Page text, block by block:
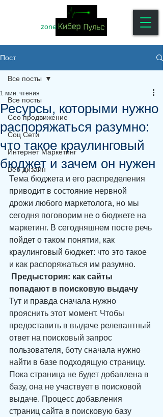
zone
Пост
Все посты
Сео продвижение
Соц Сети
Интернет Маркетинг
Веб дизайн
Все посты
Ресурсы, которыми нужно
распоряжаться разумно:
что такое краулинговый
бюджет и зачем он нужен
1 мин. чтения
Тема бюджета и его распределения
приводит в состояние нервной
дрожи любого маркетолога, но мы
сегодня поговорим не о бюджете на
маркетинг. В сегодняшнем посте речь
пойдет о таком понятии, как
краулинговый бюджет: что это такое
и как распоряжаться им разумно.
Предыстория: как сайты
попадают в поисковую выдачу
Тут и правда сначала нужно
прояснить этот момент. Чтобы
предоставить в выдаче релевантный
ответ на поисковый запрос
пользователя, боту сначала нужно
найти в базе подходящую страницу.
Пока страница не будет добавлена в
базу, она не участвует в поисковой
выдаче. Процесс добавления
страниц сайта в поисковую базу